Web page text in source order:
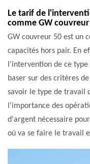
Le tarif de
comme GW
GW couvreur 50 est un
capacités hors pair. En
l'intervention de ce
baser sur des critères
savoir le type de travail
l'importance des
d'argent nécessaire
où va se faire le travail